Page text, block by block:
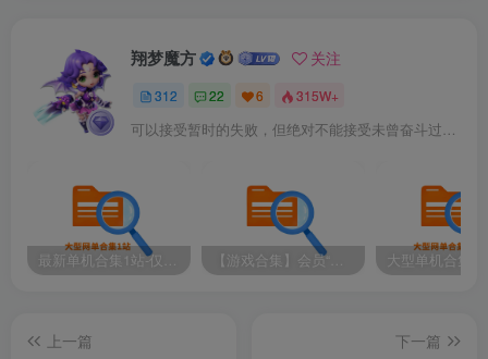
身临其境的氛围
欢迎来到地下夜总会，这里的金属栏杆随着被遗忘的鼓
翔梦魔方 关注
312 22 6 315W+
可以接受暂时的失败，但绝对不能接受未曾奋斗过的自己
最新单机合集1站-仅本站用户可下载（直链满速下载） 【游戏合集】会员“知己”分享 1T网游单机大合集 某宝购买收集 带架设教程视频(部分免虚拟机一键端 )
上一篇
下一篇